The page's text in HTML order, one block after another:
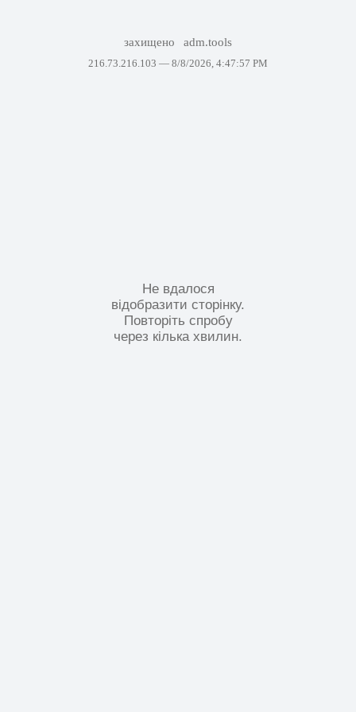
захищено adm.tools
216.73.216.103 — 8/8/2026, 4:47:57 PM
Не вдалося
відобразити сторінку.
Повторіть спробу
через кілька хвилин.